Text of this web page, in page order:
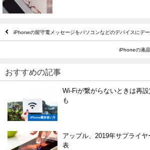
iPhoneの留守電メッセージをパソコンなどのデバイスにデ
iPhoneの液
おすすめの記事
iPhone裏技使い方
Wi-Fiが繋がらないときは再
も
アップル、2019年サプライ
表